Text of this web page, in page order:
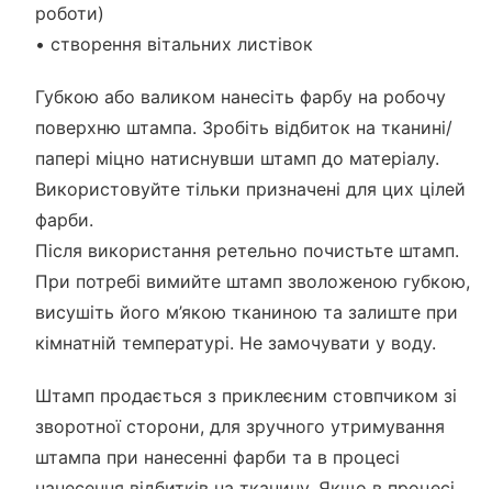
роботи)
• створення вітальних листівок
Губкою або валиком нанесіть фарбу на робочу
поверхню штампа. Зробіть відбиток на тканині/
папері міцно натиснувши штамп до матеріалу.
Використовуйте тільки призначені для цих цілей
фарби.
Після використання ретельно почистьте штамп.
При потребі вимийте штамп зволоженою губкою,
висушіть його м’якою тканиною та залиште при
кімнатній температурі. Не замочувати у воду.
Штамп продається з приклеєним стовпчиком зі
зворотної сторони, для зручного утримування
штампа при нанесенні фарби та в процесі